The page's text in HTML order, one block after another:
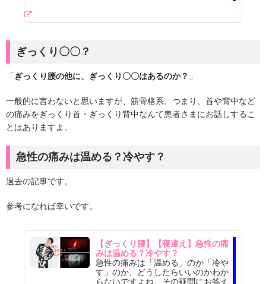
ぎっくり〇〇？
「 ぎっくり腰の他に、ぎっくり〇〇はあるのか？ 」
一般的に言わないと思いますが、筋骨格系、つまり、首や背中など
の痛みをぎっくり首・ぎっくり背中なんて患者さまにお話しするこ
とはありますよ。
急性の痛みは温める？冷やす？
過去の記事です。
参考になれば幸いです。
【ぎっくり腰】【寝違え】急性の痛
みは温める？冷やす？
急性の痛みは「温める」のか「冷や
す」のか、どうしたらいいのかわか
らないですよね。その疑問にお答え